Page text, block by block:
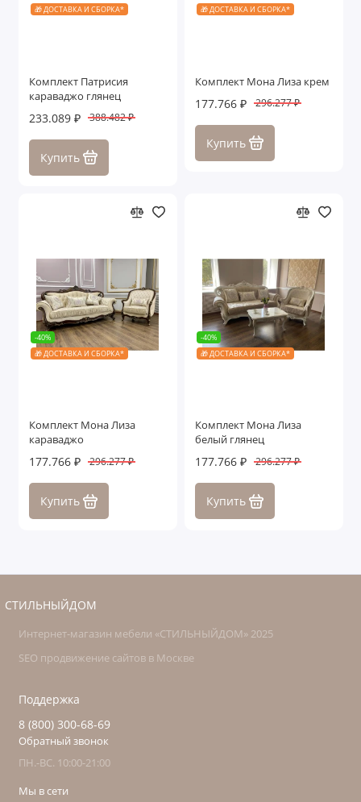
🎁 ДОСТАВКА И СБОРКА*
Комплект Патрисия
караваджо глянец
233.089 ₽ 388.482 ₽
Купить
🎁 ДОСТАВКА И СБОРКА*
Комплект Мона Лиза крем
177.766 ₽ 296.277 ₽
Купить
-40%
🎁 ДОСТАВКА И СБОРКА*
Комплект Мона Лиза
караваджо
177.766 ₽ 296.277 ₽
Купить
-40%
🎁 ДОСТАВКА И СБОРКА*
Комплект Мона Лиза
белый глянец
177.766 ₽ 296.277 ₽
Купить
СТИЛЬНЫЙДОМ
Интернет-магазин мебели «СТИЛЬНЫЙДОМ» 2025
SEO продвижение сайтов в Москве
Поддержка
8 (800) 300-68-69
Обратный звонок
ПН.-ВС. 10:00-21:00
Мы в сети